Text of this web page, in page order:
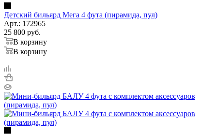
Детский бильярд Мега 4 фута (пирамида, пул)
Арт.: 172965
25 800 руб.
В корзину
В корзину